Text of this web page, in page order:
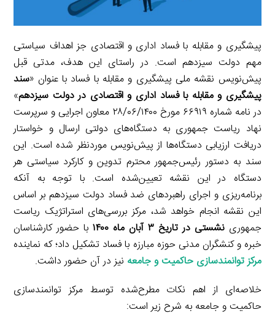
پیشگیری و مقابله با فساد اداری و اقتصادی جز اهداف سیاستی
مهم دولت سیزدهم است. در راستای این هدف، مدتی قبل
پیش‌نویس نقشه ملی پیشگیری و مقابله با فساد با عنوان «سند
پیشگیری و مقابله با فساد اداری و اقتصادی در دولت سیزدهم»
در نامه شماره ۶۶۹۱۹ مورخ ۲۸/۰۶/۱۴۰۰ معاون اجرایی و سرپرست
نهاد ریاست جمهوری به دستگاه‌های دولتی ارسال و خواستار
دریافت ارزیابی دستگاه‌ها از پیش‌نویس موردنظر شده است. این
سند به دستور رئیس‌جمهور محترم تدوین و کارکرد سیاستی هر
دستگاه در این نقشه تعیین‌شده است. با توجه به آنکه
برنامه‌ریزی و اجرای راهبردهای ضد فساد دولت سیزدهم بر اساس
این نقشه انجام خواهد شد، مرکز بررسی‌های استراتژیک ریاست
جمهورینشستی در تاریخ ۳ آبان ماه ۱۴۰۰
با حضور کارشناسان
خبره و کنشگران مدنی حوزه مبارزه با فساد تشکیل داد؛ که نماینده
مرکز توانمندسازی حاکمیت و جامعه نیز در آن حضور داشت.
خلاصه‌ای از اهم نکات مطرح‌شده توسط مرکز توانمندسازی
حاکمیت و جامعه به شرح زیر است: